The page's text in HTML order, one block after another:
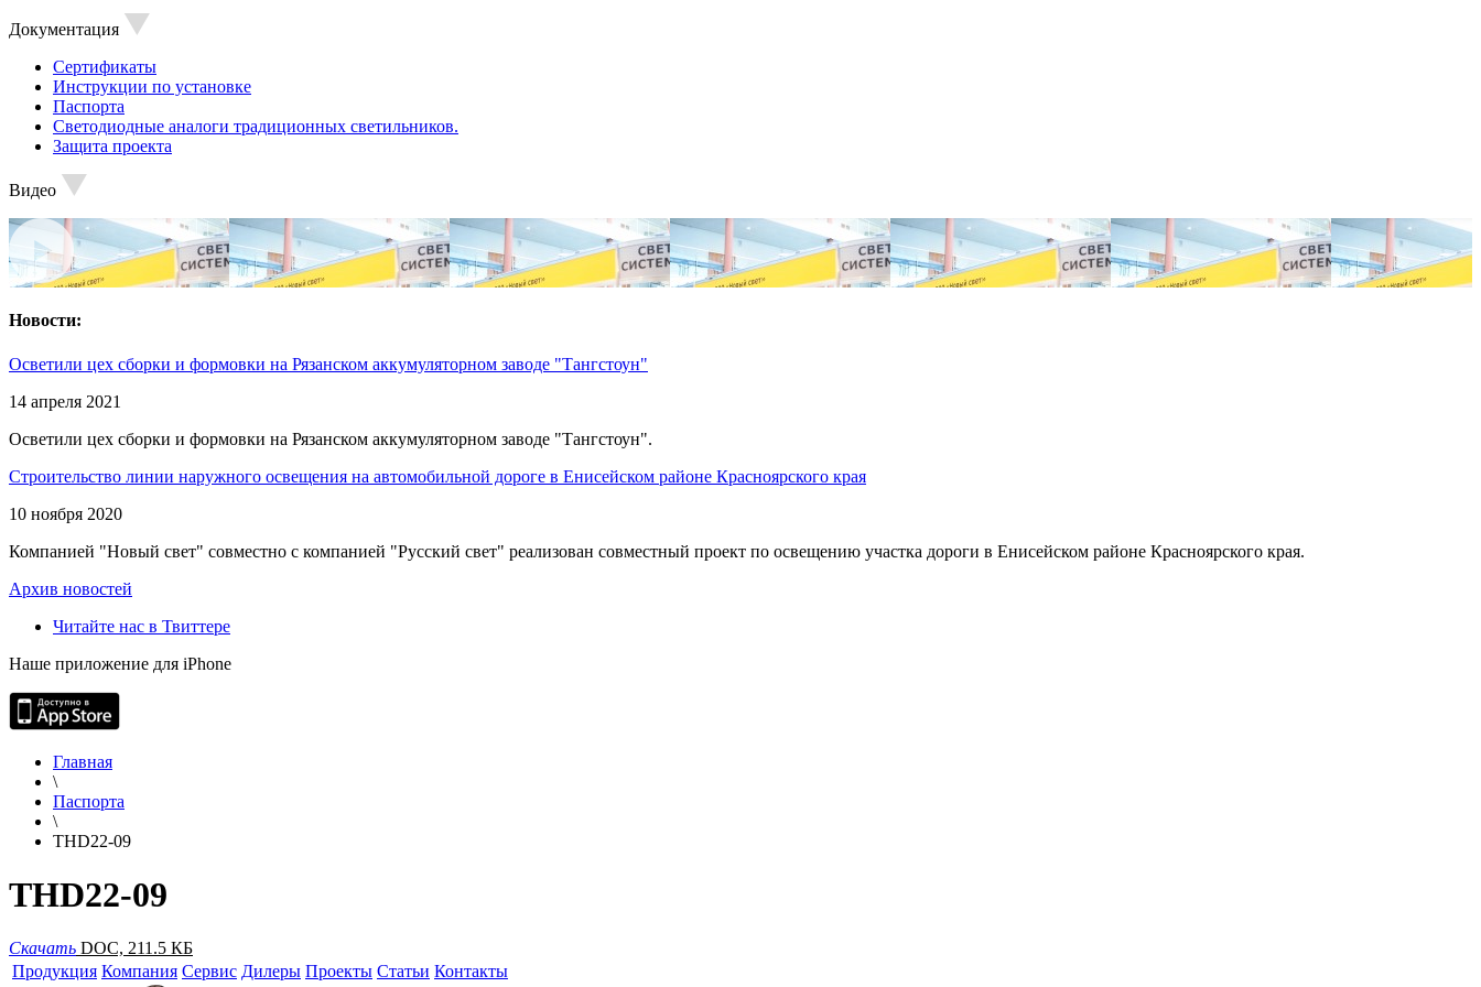
Документация
Сертификаты
Инструкции по установке
Паспорта
Светодиодные аналоги традиционных светильников.
Защита проекта
Видео
Новости:
Осветили цех сборки и формовки на Рязанском аккумуляторном заводе "Тангстоун"
14 апреля 2021
Осветили цех сборки и формовки на Рязанском аккумуляторном заводе "Тангстоун".
Строительство линии наружного освещения на автомобильной дороге в Енисейском районе Красноярского края
10 ноября 2020
Компанией "Новый свет" совместно с компанией "Русский свет" реализован совместный проект по освещению участка дороги в Енисейском районе Красноярского края.
Архив новостей
Читайте нас в Твиттере
Наше приложение для iPhone
Главная
\
Паспорта
\
THD22-09
THD22-09
Скачать DOC, 211.5 КБ
Продукция Компания Сервис Дилеры Проекты Статьи Контакты